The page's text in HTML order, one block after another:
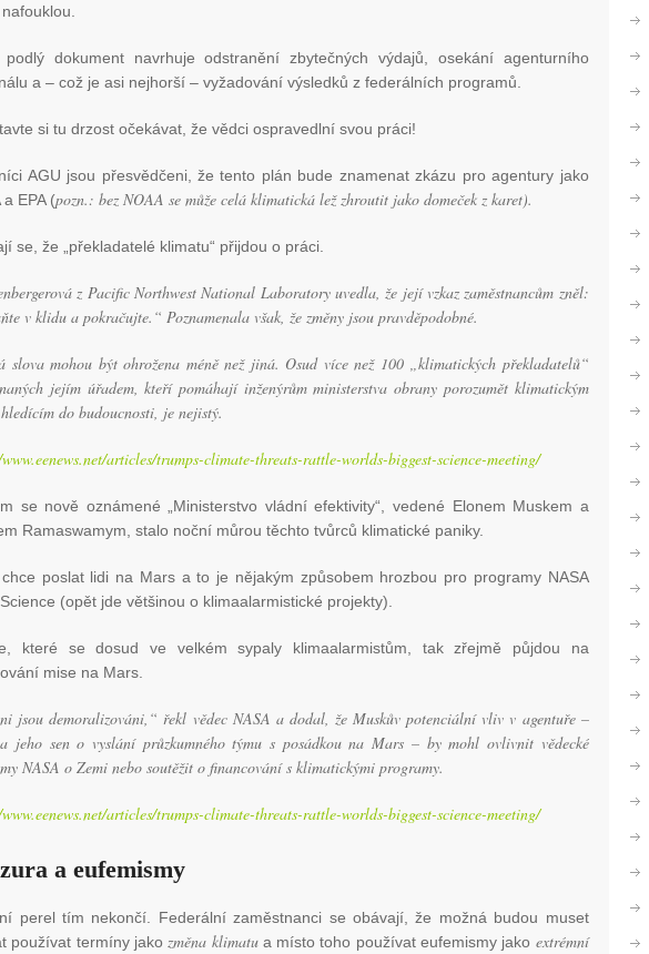
podlý dokument navrhuje odstranění zbytečných výdajů, osekání agenturního
a – což je asi nejhorší – vyžadování výsledků z federálních programů.
si tu drzost očekávat, že vědci ospravedlní svou práci!
AGU jsou přesvědčeni, že tento plán bude znamenat zkázu pro agentury jako
a EPA (pozn.: bez NOAA se může celá klimatická lež zhroutit jako domeček z karet).
se, že „překladatelé klimatu“ přijdou o práci.
z Pacific Northwest National Laboratory uvedla, že její vzkaz zaměstnancům zněl:
v klidu a pokračujte.“ Poznamenala však, že změny jsou pravděpodobné.
slova mohou být ohrožena méně než jiná. Osud více než 100 „klimatických překladatelů“
jejím úřadem, kteří pomáhají inženýrům ministerstva obrany porozumět klimatickým
do budoucnosti, je nejistý.
articles/trumps-climate-threats-rattle-worlds-biggest-science-meeting/
se nově oznámené „Ministerstvo vládní efektivity“, vedené Elonem Muskem a
Ramaswamym, stalo noční můrou těchto tvůrců klimatické paniky.
poslat lidi na Mars a to je nějakým způsobem hrozbou pro programy NASA
(opět jde většinou o klimaalarmistické projekty).
které se dosud ve velkém sypaly klimaalarmistům, tak zřejmě půjdou na
mise na Mars.
jsou demoralizováni,“ řekl vědec NASA a dodal, že Muskův potenciální vliv v agentuře –
jeho sen o vyslání průzkumného týmu s posádkou na Mars – by mohl ovlivnit vědecké
NASA o Zemi nebo soutěžit o financování s klimatickými programy.
articles/trumps-climate-threats-rattle-worlds-biggest-science-meeting/
a eufemismy
perel tím nekončí. Federální zaměstnanci se obávají, že možná budou muset
používat termíny jako změna klimatua místo toho používat eufemismy jako extrémní